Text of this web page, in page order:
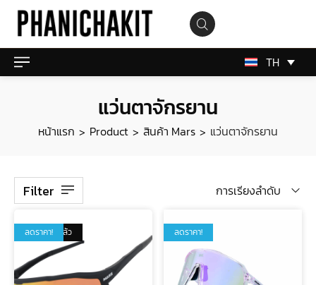
TH
แว่นตาจักรยาน
หน้าแรก > Product > สินค้า Mars > แว่นตาจักรยาน
การเรียงลำดับ
Filter
สินค้าหมดแล้ว
ลดราคา! ลดราคา!